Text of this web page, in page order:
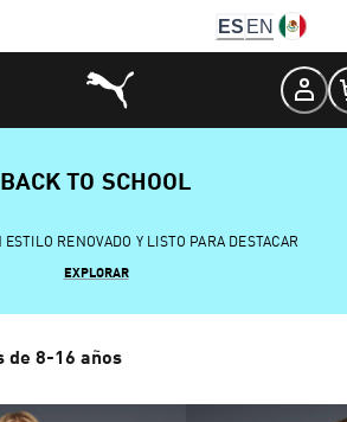
ES EN
BACK TO SCHOOL
RENOVADO Y LISTO PARA DESTACAR
EXPLORAR
de 8-16 años